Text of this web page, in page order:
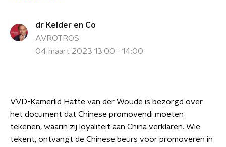
dr Kelder en Co
AVROTROS
04 maart 2023 13:00 - 14:00
VVD-Kamerlid Hatte van der Woude is bezorgd over
het document dat Chinese promovendi moeten
tekenen, waarin zij loyaliteit aan China verklaren. Wie
tekent, ontvangt de Chinese beurs voor promoveren in